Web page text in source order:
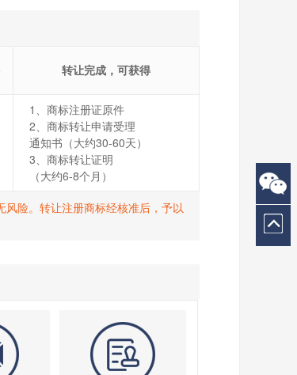
转让完成，可获得
1、商标注册证原件
2、商标转让申请受理
通知书（大约30-60天）
3、商标转让证明
（大约6-8个月）
险。转让注册商标经核准后，予以